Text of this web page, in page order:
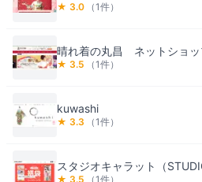
★ 3.0 （1件）
晴れ着の丸昌 ネットショ
★ 3.5 （1件）
kuwashi
★ 3.3 （1件）
スタジオキャラット（
★ 3.5 （1件）